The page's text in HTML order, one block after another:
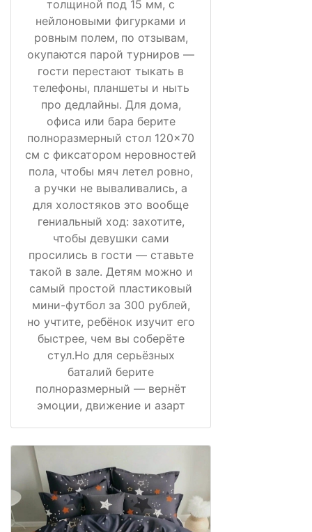
толщиной под 15 мм, с
нейлоновыми фигурками и
ровным полем, по отзывам,
окупаются парой турниров —
гости перестают тыкать в
телефоны, планшеты и ныть
про дедлайны. Для дома,
офиса или бара берите
полноразмерный стол 120×70
см с фиксатором неровностей
пола, чтобы мяч летел ровно,
а ручки не вываливались, а
для холостяков это вообще
гениальный ход: захотите,
чтобы девушки сами
просились в гости — ставьте
такой в зале. Детям можно и
самый простой пластиковый
мини-футбол за 300 рублей,
но учтите, ребёнок изучит его
быстрее, чем вы соберёте
стул.Но для серьёзных
баталий берите
полноразмерный — вернёт
эмоции, движение и азарт